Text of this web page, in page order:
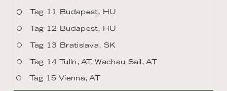
Tag 11 Budapest, HU
Tag 12 Budapest, HU
Tag 13 Bratislava, SK
Tag 14 Tulln, AT, Wachau Sail, AT
Tag 15 Vienna, AT